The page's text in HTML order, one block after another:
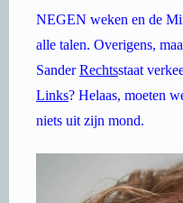
NEGEN weken en de
alle talen. Overigens,
SanderRechtsstaat
Links? Helaas, moeten
niets uit zijn mond.